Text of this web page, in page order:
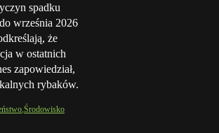
spadku
września 2026
że
w ostatnich
zapowiedział,
rybaków.
Środowisko